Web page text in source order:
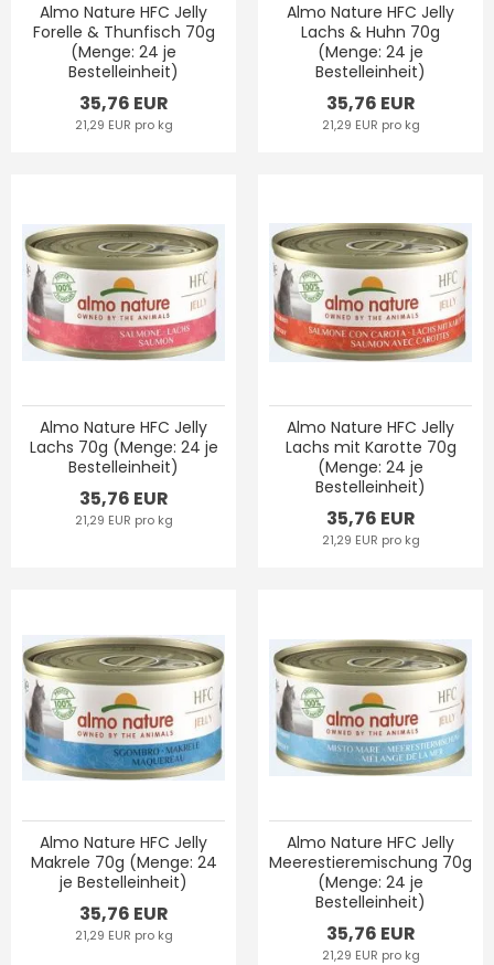
Almo Nature HFC Jelly
Forelle & Thunfisch 70g
(Menge: 24 je
Bestelleinheit)
35,76 EUR
21,29 EUR pro kg
Almo Nature HFC Jelly
Lachs & Huhn 70g
(Menge: 24 je
Bestelleinheit)
35,76 EUR
21,29 EUR pro kg
Almo Nature HFC Jelly
Lachs 70g (Menge: 24 je
Bestelleinheit)
35,76 EUR
21,29 EUR pro kg
Almo Nature HFC Jelly
Lachs mit Karotte 70g
(Menge: 24 je
Bestelleinheit)
35,76 EUR
21,29 EUR pro kg
Almo Nature HFC Jelly
Makrele 70g (Menge: 24
je Bestelleinheit)
35,76 EUR
21,29 EUR pro kg
Almo Nature HFC Jelly
Meerestieremischung 70g
(Menge: 24 je
Bestelleinheit)
35,76 EUR
21,29 EUR pro kg